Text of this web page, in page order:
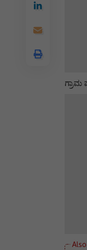
ಗ್ರಾಮ